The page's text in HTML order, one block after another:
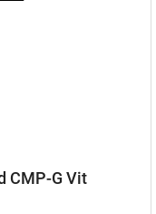
CMP-G Vit